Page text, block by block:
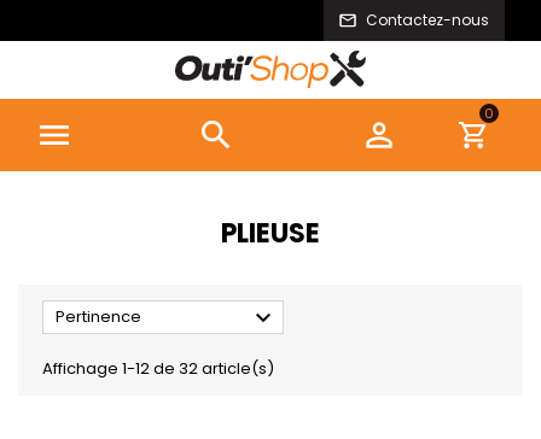
Contactez-nous
  
0
PLIEUSE
Pertinence 
Affichage 1-12 de 32 article(s)